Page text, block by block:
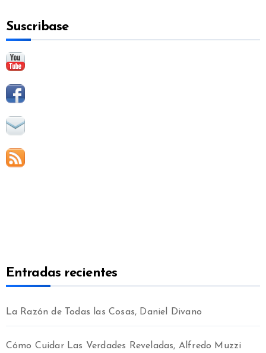
r
:
Suscribase
Entradas recientes
La Razón de Todas las Cosas, Daniel Divano
Cómo Cuidar Las Verdades Reveladas, Alfredo Muzzi